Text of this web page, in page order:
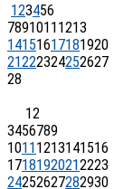
123456
78910111213
14151617181920
21222324252627
28
12
3456789
10111213141516
17181920212223
24252627282930